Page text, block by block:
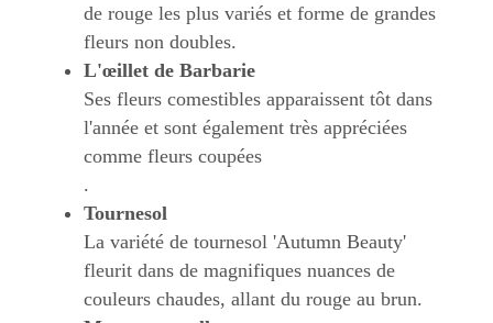
de rouge les plus variés et forme de grandes
fleurs non doubles.
L'œillet de Barbarie
Ses fleurs comestibles apparaissent tôt dans
l'année et sont également très appréciées
comme fleurs coupées
.
Tournesol
La variété de tournesol 'Autumn Beauty'
fleurit dans de magnifiques nuances de
couleurs chaudes, allant du rouge au brun.